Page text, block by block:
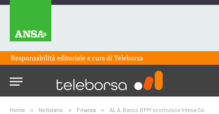
Responsabilità editoriale a cura diTeleborsa
Home » Notiziario » Finanza » ALA, Banco BPM sostituisce Intesa Sanpaolo come Specialist